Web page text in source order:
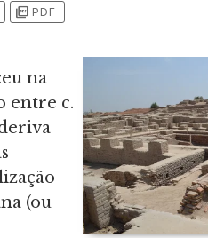
picture_as_pdf PDF
na
entre c.
(ou